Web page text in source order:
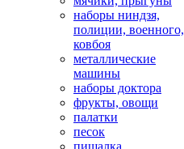
наборы ниндзя,
полиции, военного,
ковбоя
металлические
машины
наборы доктора
фрукты, овощи
палатки
песок
пищалка